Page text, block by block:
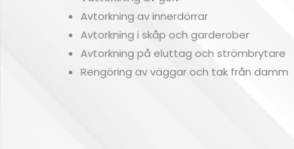
Avtorkning av innerdörrar
Avtorkning i skåp och garderober
Avtorkning på eluttag och strömbrytare
Rengöring av väggar och tak från damm